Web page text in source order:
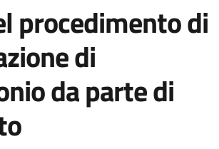
procedimento di
di
da parte di